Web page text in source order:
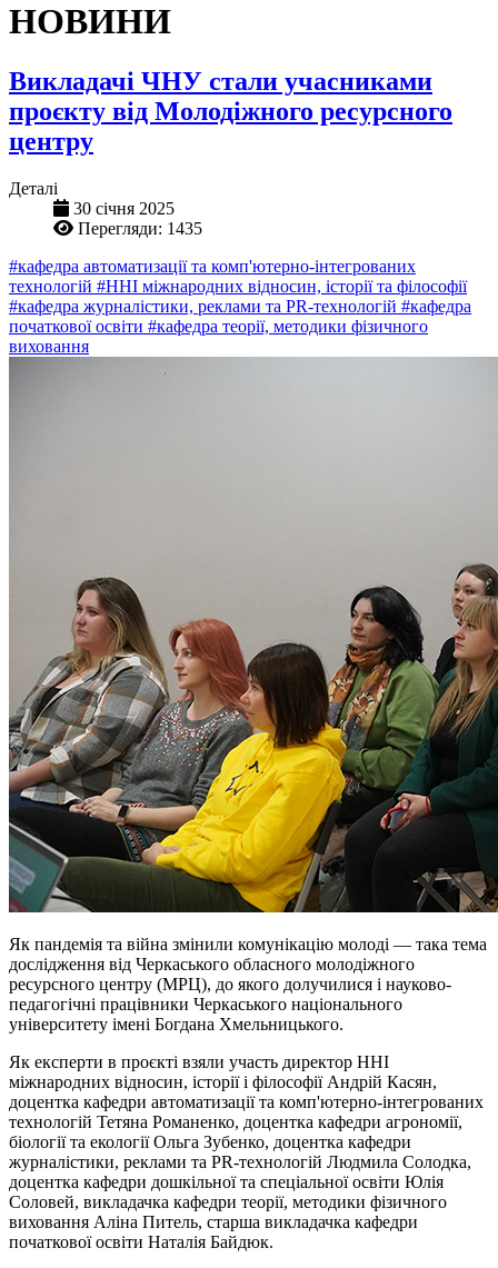
НОВИНИ
Викладачі ЧНУ стали учасниками
проєкту від Молодіжного ресурсного
центру
Деталі
30 січня 2025
Перегляди: 1435
#кафедра автоматизації та комп'ютерно-інтегрованих
технологій #ННІ міжнародних відносин, історії та філософії
#кафедра журналістики, реклами та PR-технологій #кафедра
початкової освіти #кафедра теорії, методики фізичного
виховання
Як пандемія та війна змінили комунікацію молоді — така тема
дослідження від Черкаського обласного молодіжного
ресурсного центру (МРЦ), до якого долучилися і науково-
педагогічні працівники Черкаського національного
університету імені Богдана Хмельницького.
Як експерти в проєкті взяли участь директор ННІ
міжнародних відносин, історіїі філософії Андрій Касян,
доцентка кафедри автоматизації та комп'ютерно-інтегрованих
технологій Тетяна Романенко, доцентка кафедри агрономії,
біології та екології Ольга Зубенко, доцентка кафедри
журналістики, реклами та PR-технологій Людмила Солодка,
доцентка кафедри дошкільної та спеціальної освіти Юлія
Соловей, викладачка кафедри теорії, методики фізичного
виховання Аліна Питель, старша викладачка кафедри
початкової освіти Наталія Байдюк.